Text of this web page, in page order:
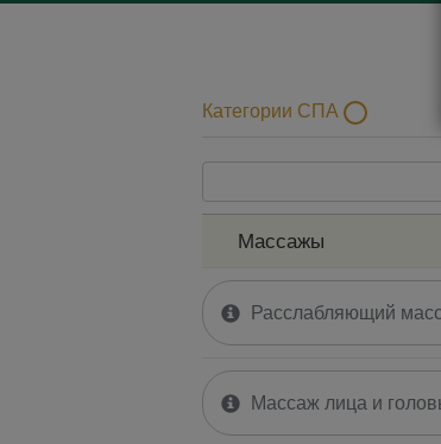
Категории СПА
Mассажы
Процедуры для лица
Mассажы
Расслабляющий
Массаж лица и